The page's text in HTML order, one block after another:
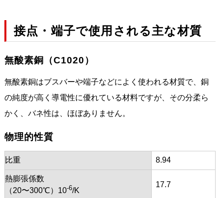
接点・端子で使用される主な材質
無酸素銅（C1020）
無酸素銅はブスバーや端子などによく使われる材質で、銅
の純度が高く導電性に優れている材料ですが、その分柔ら
かく、バネ性は、ほぼありません。
物理的性質
比重 8.94
熱膨張係数
（20〜300℃）10-6/K
17.7